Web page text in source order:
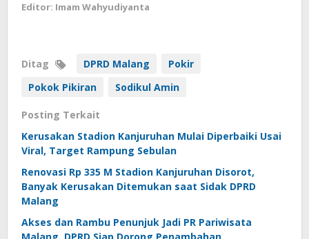
Editor: Imam Wahyudiyanta
Ditag DPRD Malang
Pokir
Pokok Pikiran
Sodikul Amin
Posting Terkait
Kerusakan Stadion Kanjuruhan Mulai Diperbaiki Usai
Viral, Target Rampung Sebulan
Renovasi Rp 335 M Stadion Kanjuruhan Disorot,
Banyak Kerusakan Ditemukan saat Sidak DPRD
Malang
Akses dan Rambu Penunjuk Jadi PR Pariwisata